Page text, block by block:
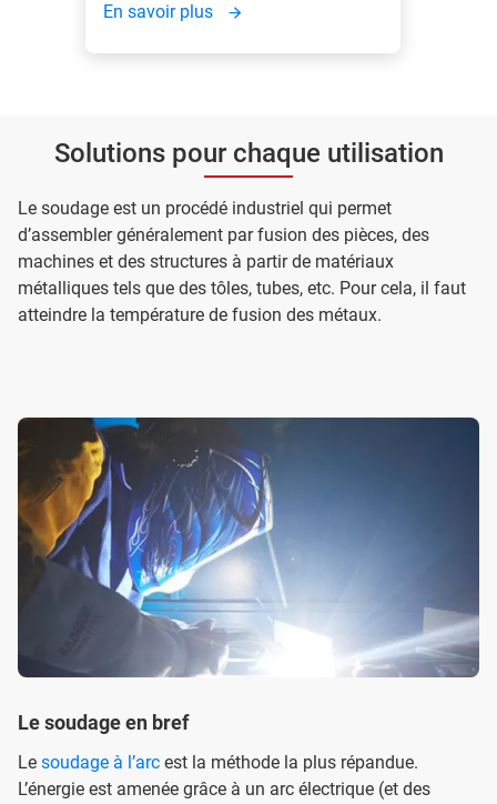
En savoir plus
Solutions pour chaque utilisation
Le soudage est un procédé industriel qui permet
d’assembler généralement par fusion des pièces, des
machines et des structures à partir de matériaux
métalliques tels que des tôles, tubes, etc. Pour cela, il faut
atteindre la température de fusion des métaux.
Le soudage en bref
Le soudage à l’arc est la méthode la plus répandue.
L’énergie est amenée grâce à un arc électrique (et des